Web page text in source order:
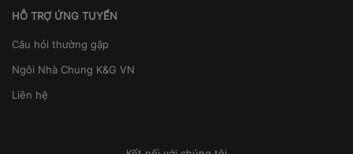
HỖ TRỢ ỨNG TUYỂN
Câu hỏi thường gặp
Ngôi Nhà Chung K&G VN
Liên hệ